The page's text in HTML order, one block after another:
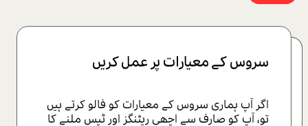
سروس کے معیارات پر عمل کریں
اگر آپ ہماری سروس کے معیارات کو فالو کرتے ہیں
تو، آپ کو صارف سے اچھی ریٹنگز اور ٹپس ملنے کا
آرڈر کی ترجیح حاصل کریں
آرڈر کی ترجیح کا حساب پوائنٹس میں کیا جاتا ہے۔